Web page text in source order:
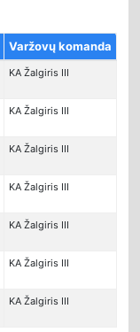
Varžovų komanda
KA Žalgiris III
KA Žalgiris III
KA Žalgiris III
KA Žalgiris III
KA Žalgiris III
KA Žalgiris III
KA Žalgiris III